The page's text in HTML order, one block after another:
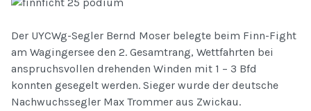
Der UYCWg-Segler Bernd Moser belegte beim Finn-Fight
am Wagingersee den 2. Gesamtrang, Wettfahrten bei
anspruchsvollen drehenden Winden mit 1 – 3 Bfd
konnten gesegelt werden. Sieger wurde der deutsche
Nachwuchssegler Max Trommer aus Zwickau.